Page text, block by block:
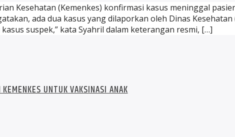
Kesehatan (Kemenkes) konfirmasi kasus meninggal
ada dua kasus yang dilaporkan oleh Dinas
suspek,” kata Syahril dalam keterangan resmi, […]
UNTUK VAKSINASI ANAK